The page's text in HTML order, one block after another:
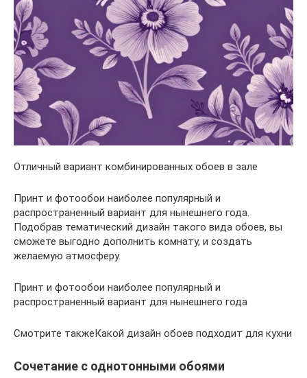
Отличный вариант комбинированных обоев в зале
Принт и фотообои наиболее популярный и
распространенный вариант для нынешнего года.
Подобрав тематический дизайн такого вида обоев, вы
сможете выгодно дополнить комнату, и создать
желаемую атмосферу.
Принт и фотообои наиболее популярный и
распространенный вариант для нынешнего года
Смотрите такжеКакой дизайн обоев подходит для кухни
Сочетание с однотонными обоями